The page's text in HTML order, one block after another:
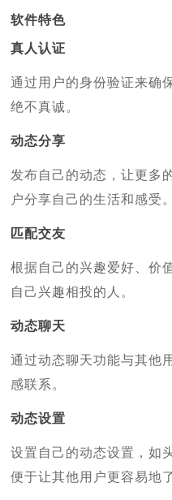
软件特色
真人认证
通过用户的身份验证来确
绝不真诚。
动态分享
发布自己的动态，让更多
户分享自己的生活和感受。
匹配交友
根据自己的兴趣爱好、价
自己兴趣相投的人。
动态聊天
通过动态聊天功能与其他
感联系。
动态设置
设置自己的动态设置，如
便于让其他用户更容易地